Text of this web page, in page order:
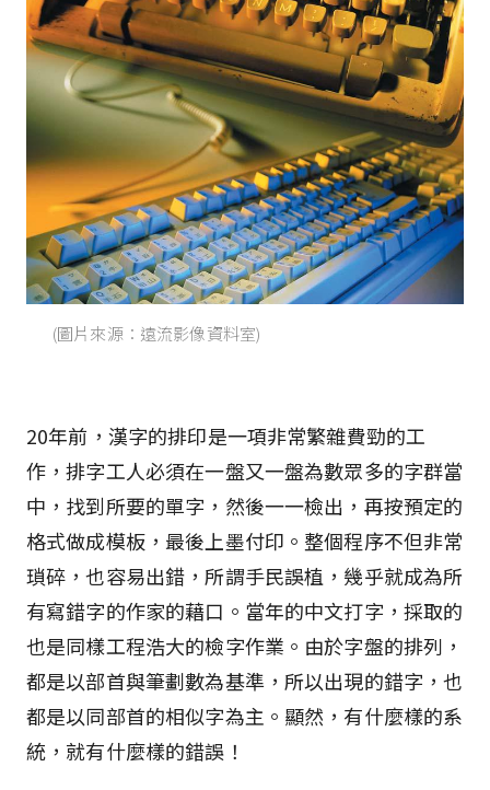
(圖片來源：遠流影像資料室)
20年前，漢字的排印是一項非常繁雜費勁的工
作，排字工人必須在一盤又一盤為數眾多的字群當
中，找到所要的單字，然後一一檢出，再按預定的
格式做成模板，最後上墨付印。整個程序不但非常
瑣碎，也容易出錯，所謂手民誤植，幾乎就成為所
有寫錯字的作家的藉口。當年的中文打字，採取的
也是同樣工程浩大的檢字作業。由於字盤的排列，
都是以部首與筆劃數為基準，所以出現的錯字，也
都是以同部首的相似字為主。顯然，有什麼樣的系
統，就有什麼樣的錯誤！